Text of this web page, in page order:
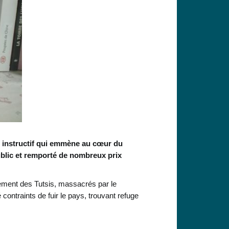
instructif qui emmène au cœur du
et remporté de nombreux prix
des Tutsis, massacrés par le
de fuir le pays, trouvant refuge